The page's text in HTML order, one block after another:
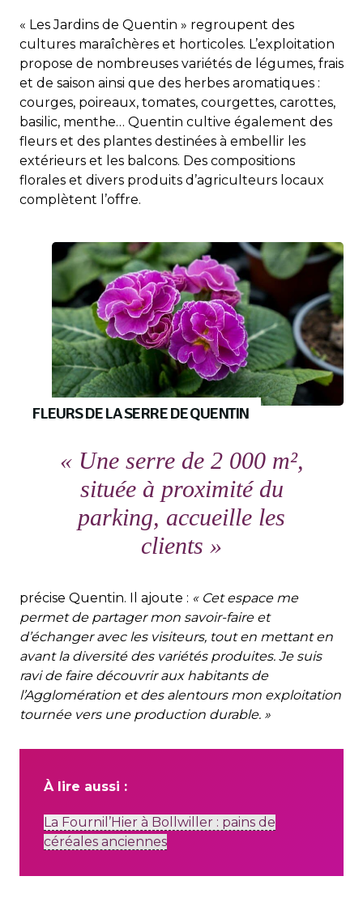
« Les Jardins de Quentin » regroupent des
cultures maraîchères et horticoles. L’exploitation
propose de nombreuses variétés de légumes, frais
et de saison ainsi que des herbes aromatiques :
courges, poireaux, tomates, courgettes, carottes,
basilic, menthe… Quentin cultive également des
fleurs et des plantes destinées à embellir les
extérieurs et les balcons. Des compositions
florales et divers produits d’agriculteurs locaux
complètent l’offre.
FLEURS DE LA SERRE DE QUENTIN
« Une serre de 2 000 m²,
située à proximité du
parking, accueille les
clients »
précise Quentin. Il ajoute : « Cet espace me
permet de partager mon savoir-faire et
d’échanger avec les visiteurs, tout en mettant en
avant la diversité des variétés produites. Je suis
ravi de faire découvrir aux habitants de
l’Agglomération et des alentours mon exploitation
tournée vers une production durable. »
À lire aussi :
La Fournil’Hier à Bollwiller : pains de
céréales anciennes